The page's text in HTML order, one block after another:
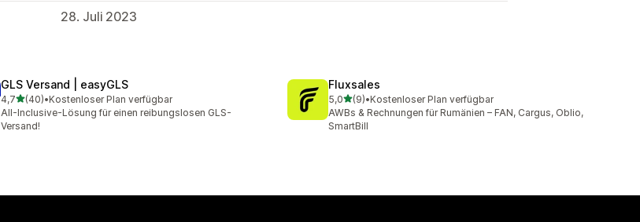
28. Juli 2023
GLS Versand | easyGLS
4,7von 5 Sternen
(40)
40 Rezensionen insgesamt
•Kostenloser Plan verfügbar
All-Inclusive-Lösung für einen reibungslosen GLS-
Versand!
Fluxsales
5,0von 5 Sternen
(9)
9 Rezensionen insgesamt
•Kostenloser Plan verfügbar
AWBs & Rechnungen für Rumänien – FAN, Cargus, Oblio,
SmartBill